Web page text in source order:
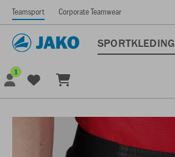
Teamsport Corporate Teamwear
SPORTKLEDING
1